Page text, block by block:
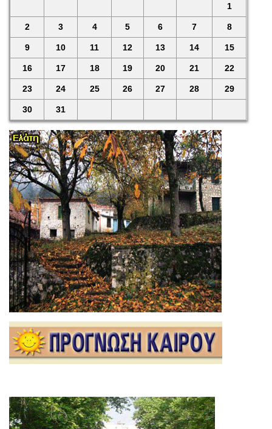
1
2 3 4 5 6 7 8
9 10 11 12 13 14 15
16 17 18 19 20 21 22
23 24 25 26 27 28 29
30 31